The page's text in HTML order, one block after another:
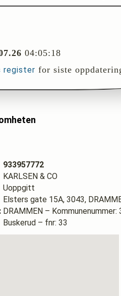
04:05:18
register for siste
933957772
KARLSEN & CO
Uoppgitt
Elsters gate 15A, 3043,
DRAMMEN – Kommunenummer:
Buskerud – fnr: 33